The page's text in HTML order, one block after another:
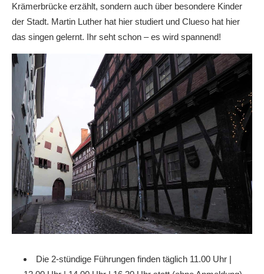
Krämerbrücke erzählt, sondern auch über besondere Kinder
der Stadt. Martin Luther hat hier studiert und Clueso hat hier
das singen gelernt. Ihr seht schon – es wird spannend!
Die 2-stündige Führungen finden täglich 11.00 Uhr |